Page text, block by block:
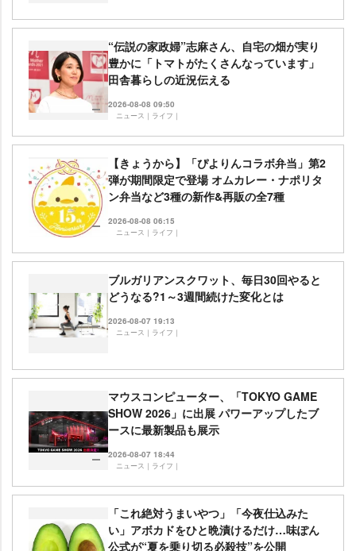
“伝説の家政婦”志麻さん、自宅の畑が実り
豊かに「トマトがたくさんなっています」
田舎暮らしの近況伝える
2026-08-08 09:50
ニュース｜ライフ｜
【きょうから】「ぴよりんコラボ弁当」第2
弾が期間限定で登場 オムカレー・ナポリタ
ン弁当など3種の新作&再販の全7種
2026-08-08 06:15
ニュース｜ライフ｜
ブルガリアンスクワット、毎日30回やると
どうなる?1～3週間続けた変化とは
2026-08-07 19:13
ニュース｜ライフ｜
マウスコンピューター、「TOKYO GAME
SHOW 2026」に出展 パワーアップしたブ
ースに最新製品も展示
2026-08-07 18:44
ニュース｜ライフ｜
「これ絶対うまいやつ」「今夜仕込みた
い」アボカドをひと晩漬けるだけ…味ぽん
公式が“夏を乗り切る必殺技”を公開